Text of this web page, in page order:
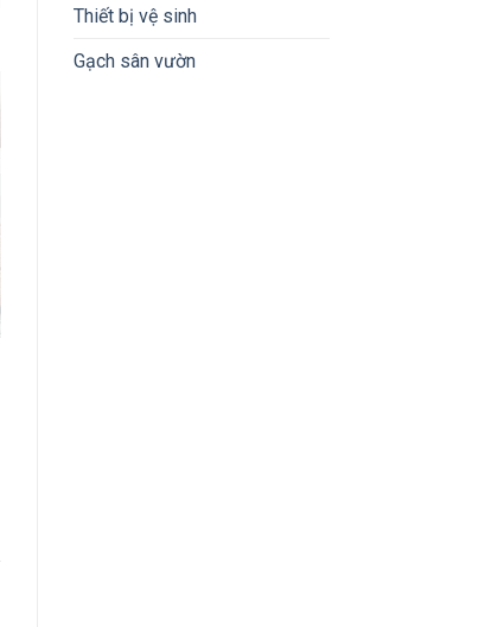
Thiết bị vệ sinh
Gạch sân vườn